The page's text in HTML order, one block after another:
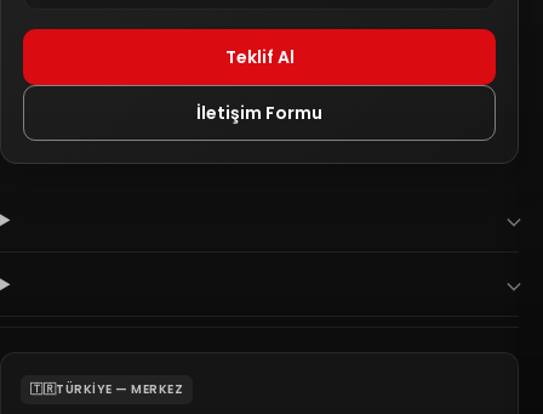
Teklif Al
İletişim Formu
🇹🇷TÜRKIYE — MERKEZ